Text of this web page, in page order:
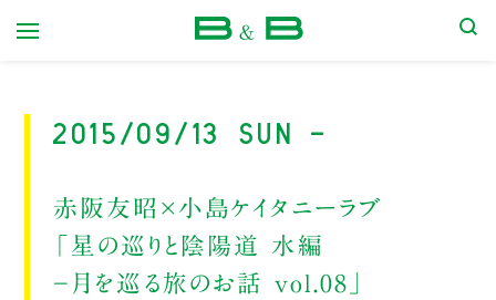
2015/09/13 Sun -
赤阪友昭×小島ケイタニーラブ
「星の巡りと陰陽道 水編
−月を巡る旅のお話 vol.08」